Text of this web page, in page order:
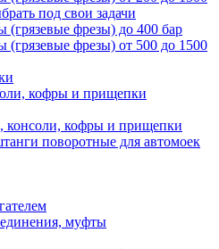
под свои задачи
(грязевые фрезы) до 400 бар
(грязевые фрезы) от 500 до 1500
кофры и прищепки
консоли, кофры и прищепки
поворотные для автомоек
муфты